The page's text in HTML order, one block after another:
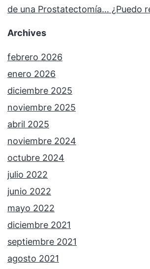
de una Prostatectomía… ¿Puedo
Archives
febrero 2026
enero 2026
diciembre 2025
noviembre 2025
abril 2025
noviembre 2024
octubre 2024
julio 2022
junio 2022
mayo 2022
diciembre 2021
septiembre 2021
agosto 2021